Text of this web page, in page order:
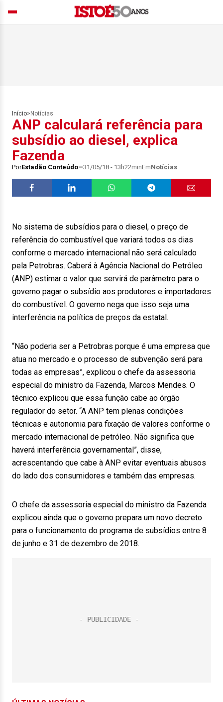
Início> Notícias
ANP calculará referência para
subsídio ao diesel, explica
Fazenda
PorEstadão Conteúdo 31/05/18 - 13h22minEmNotícias
No sistema de subsídios para o diesel, o preço de
referência do combustível que variará todos os dias
conforme o mercado internacional não será calculado
pela Petrobras. Caberá à Agência Nacional do Petróleo
(ANP) estimar o valor que servirá de parâmetro para o
governo pagar o subsídio aos produtores e importadores
do combustível. O governo nega que isso seja uma
interferência na política de preços da estatal.
“Não poderia ser a Petrobras porque é uma empresa que
atua no mercado e o processo de subvenção será para
todas as empresas”, explicou o chefe da assessoria
especial do ministro da Fazenda, Marcos Mendes. O
técnico explicou que essa função cabe ao órgão
regulador do setor. “A ANP tem plenas condições
técnicas e autonomia para fixação de valores conforme o
mercado internacional de petróleo. Não significa que
haverá interferência governamental”, disse,
acrescentando que cabe à ANP evitar eventuais abusos
do lado dos consumidores e também das empresas.
O chefe da assessoria especial do ministro da Fazenda
explicou ainda que o governo prepara um novo decreto
para o funcionamento do programa de subsídios entre 8
de junho e 31 de dezembro de 2018.